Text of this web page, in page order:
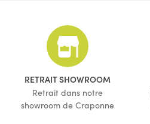
RETRAIT SHOWROOM
Retrait dans notre
showroom de Craponne